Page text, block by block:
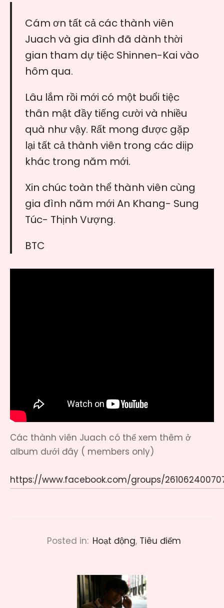
Cám ơn tất cả các thành viên
Juach và gia đình đã dành thời
gian tham dự tiệc Shinnen-Kai vào
hôm qua.
Lâu lắm rồi mới có một buổi tiệc
thân mật đầy tiếng cười và nhiều
quà như vậy. Rất mong được gặp
lại tất cả thành viên trong các diịp
khác trong năm mới.
Xin chúc toàn thể thành viên cùng
gia đình năm mới An Khang- Sung
Túc- Thịnh Vượng.
BTC
Các thành viên Juach có thể xem thêm ở
album dưới đây ( members only)
https://www.facebook.com/groups/
Posted in: Hoạt động, Tiêu điểm
close